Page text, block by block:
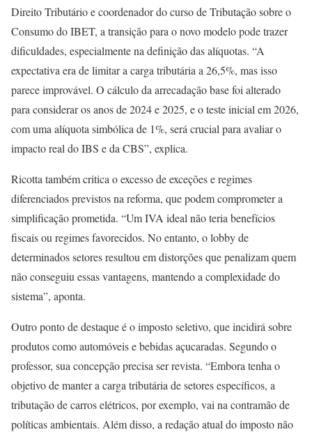
Direito Tributário e coordenador do curso de Tributação sobre o
Consumo do IBET, a transição para o novo modelo pode trazer
dificuldades, especialmente na definição das alíquotas. “A
expectativa era de limitar a carga tributária a 26,5%, mas isso
parece improvável. O cálculo da arrecadação base foi alterado
para considerar os anos de 2024 e 2025, e o teste inicial em 2026,
com uma alíquota simbólica de 1%, será crucial para avaliar o
impacto real do IBS e da CBS”, explica.
Ricotta também critica o excesso de exceções e regimes
diferenciados previstos na reforma, que podem comprometer a
simplificação prometida. “Um IVA ideal não teria benefícios
fiscais ou regimes favorecidos. No entanto, o lobby de
determinados setores resultou em distorções que penalizam quem
não conseguiu essas vantagens, mantendo a complexidade do
sistema”, aponta.
Outro ponto de destaque é o imposto seletivo, que incidirá sobre
produtos como automóveis e bebidas açucaradas. Segundo o
professor, sua concepção precisa ser revista. “Embora tenha o
objetivo de manter a carga tributária de setores específicos, a
tributação de carros elétricos, por exemplo, vai na contramão de
políticas ambientais. Além disso, a redação atual do imposto não